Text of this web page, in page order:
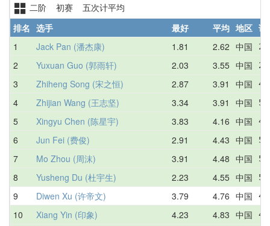
二阶 初赛 五次计平均
排名 选手 最好 平均 地区 详
1
Jack Pan (潘杰康) 1.81 2.62 中国
2 Yuxuan Guo (郭雨轩) 2.03 3.55 中国
3 Zhiheng Song (宋之恒) 2.87 3.91 中国
4 Zhijian Wang (王志坚) 3.34 3.91 中国
5 Xingyu Chen (陈星宇) 3.83 4.16 中国
6 Jun Fei (费俊) 2.91 4.43 中国
7 Mo Zhou (周沫) 3.91 4.48 中国
8 Yusheng Du (杜宇生) 2.23 4.55 中国
9 Diwen Xu (许帝文) 3.79 4.76 中国
10 Xiang Yin (印象) 4.23 4.83 中国